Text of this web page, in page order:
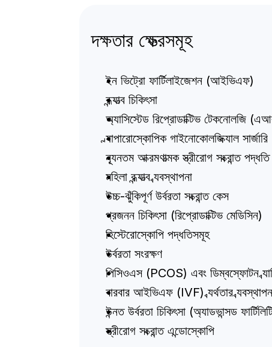
দক্ষতার ক্ষেত্রসমূহ
ইন ভিট্রো ফার্টিলাইজেশন (আইভিএফ)
বন্ধ্যাত্ব চিকিৎসা
অ্যাসিস্টেড রিপ্রোডাক্টিভ টেকনোলজি
ল্যাপারোস্কোপিক গাইনোকোলজিক্যাল সার্জারি
ন্যূনতম আক্রমণাত্মক স্ত্রীরোগ সংক্রান্ত
মহিলা বন্ধ্যাত্ব ব্যবস্থাপনা
উচ্চ-ঝুঁকিপূর্ণ উর্বরতা সংক্রান্ত কেস
প্রজনন চিকিৎসা (রিপ্রোডাক্টিভ মেডিসিন)
হিস্টেরোস্কোপি পদ্ধতিসমূহ
উর্বরতা সংরক্ষণ
পিসিওএস (PCOS) এবং ডিম্বস্ফোটন
বারবার আইভিএফ (IVF) ব্যর্থতার
উন্নত উর্বরতা চিকিৎসা (অ্যাডভান্সড
স্ত্রীরোগ সংক্রান্ত এন্ডোস্কোপি